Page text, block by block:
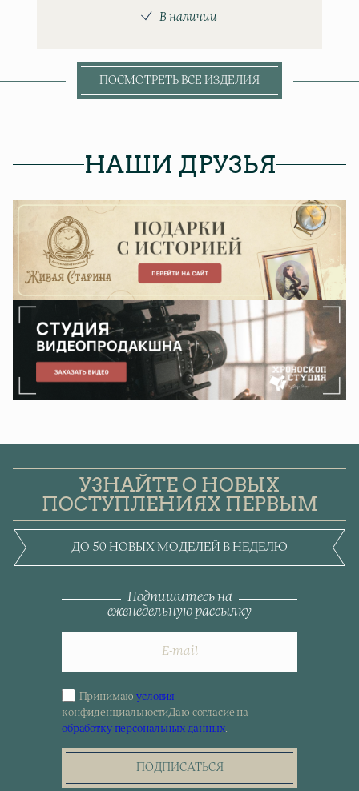
В наличии
ПОСМОТРЕТЬ ВСЕ ИЗДЕЛИЯ
НАШИ ДРУЗЬЯ
УЗНАЙТЕ О НОВЫХ
ПОСТУПЛЕНИЯХ ПЕРВЫМ
ДО 50 НОВЫХ МОДЕЛЕЙ В НЕДЕЛЮ
Подпишитесь на
еженедельную рассылку
Sign
up
for
the
Принимаюусловия
конфиденциальностиДаю согласие на
обработку персональных данных.
ПОДПИСАТЬСЯ